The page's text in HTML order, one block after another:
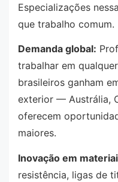
Especializações
que trabalho comum.
Demanda global:
trabalhar em
brasileiros ganham
exterior — Austrália,
oferecem
maiores.
Inovação em
resistência, ligas de